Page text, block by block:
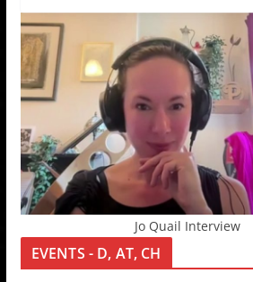
Jo Quail Interview
EVENTS - D, AT, CH